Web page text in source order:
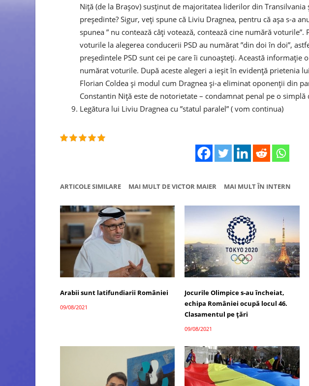
Niță (de la Brașov) susținut de majoritatea liderilor din Transilvania
președinte? Sigur, veți spune că Liviu Dragnea, pentru că așa s-a
spunea ” nu contează câți votează, contează cine numără voturile”.
voturile la alegerea conducerii PSD au numărat ”din doi în doi”,
președintele PSD sunt cei pe care îi cunoașteți. Această informație
numărat voturile. După aceste alegeri a ieșit în evidență prietenia
Florian Coldea și modul cum Dragnea și-a eliminat oponenții din
Constantin Niță este de notorietate – condamnat penal pe o
Legătura lui Liviu Dragnea cu ”statul paralel” ( vom continua)
ARTICOLE SIMILARE MAI MULT DE VICTOR MAIER MAI MULT ÎN INTERN
Arabii sunt latifundiarii României
09/08/2021
Jocurile Olimpice s-au încheiat,
echipa României ocupă locul 46.
Clasamentul pe țări
09/08/2021